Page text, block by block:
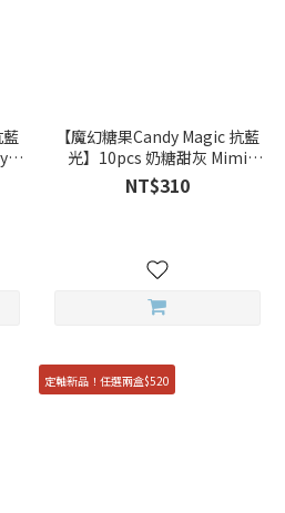
【魔幻糖果Candy Magic 抗藍
光】10pcs 奶糖甜灰 Mimi
Gray 彩色日拋
NT$310
定軸新品！任選兩盒$520